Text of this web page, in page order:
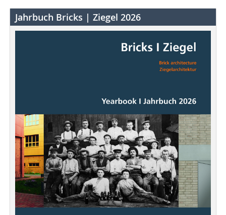
Jahrbuch Bricks | Ziegel 2026